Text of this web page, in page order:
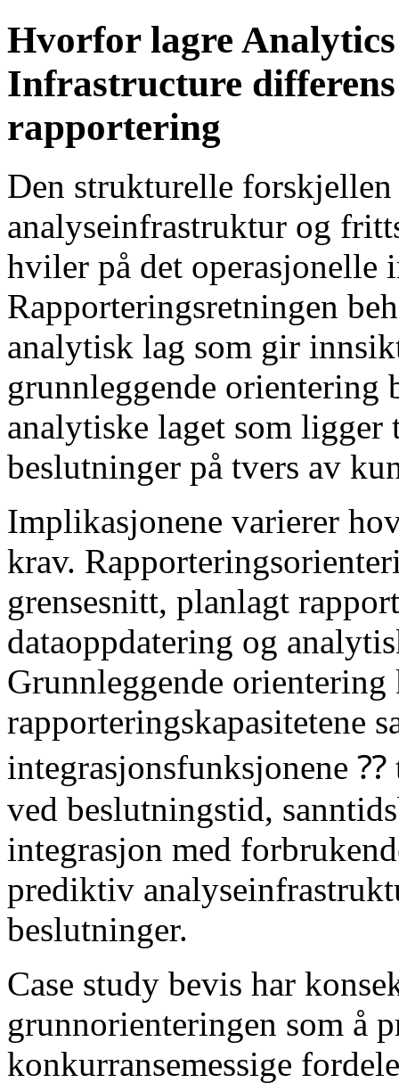
Hvorfor lagre
Infrastructure
rapportering
Den strukturelle
analyseinfrastruktur og
hviler på det operasjonelle
Rapporteringsretningen
analytisk lag som gir
grunnleggende orientering
analytiske laget som
beslutninger på tvers av
Implikasjonene varierer
krav.
grensesnitt, planlagt
dataoppdatering og
Grunnleggende orientering
rapporteringskapasitetene
integrasjonsfunksjonene
ved beslutningstid,
integrasjon med
prediktiv
beslutninger.
Case study bevis har
grunnorienteringen som å
konkurransemessige